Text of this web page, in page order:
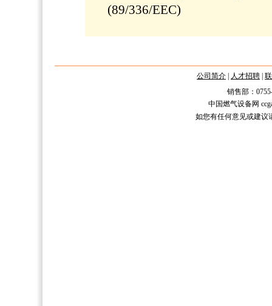
(89/336/EEC)
公司简介 人才招聘
销售部：
中国燃气设备网
如您有任何意见或建议